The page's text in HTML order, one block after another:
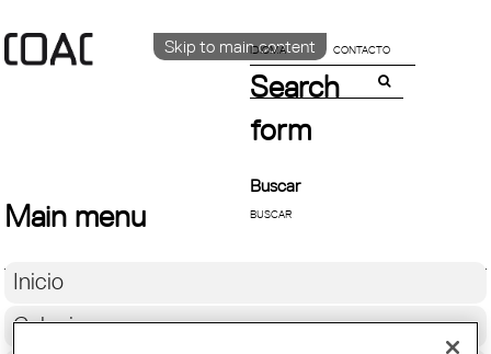
Skip to main content
IDIOMA
CATALÀ
ESPAÑOL
CONTACTO
Search
form
Buscar
Main menu
Inicio
Colegio